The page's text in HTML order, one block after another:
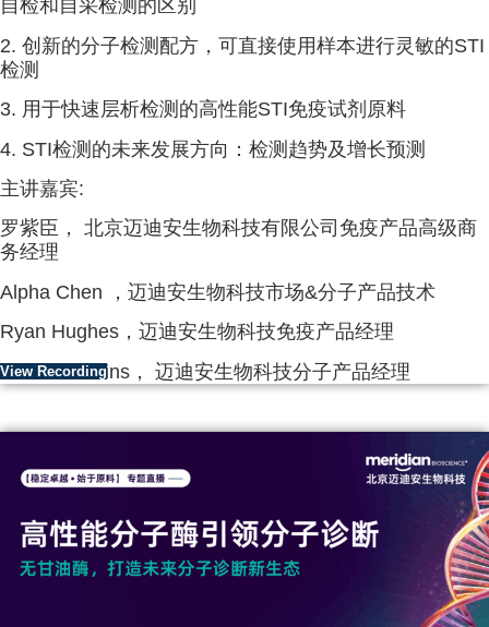
自检和自采检测的区别
2. 创新的分子检测配方，可直接使用样本进行灵敏的STI
检测
3. 用于快速层析检测的高性能STI免疫试剂原料
4. STI检测的未来发展方向：检测趋势及增长预测
主讲嘉宾:
罗紫臣， 北京迈迪安生物科技有限公司免疫产品高级商
务经理
Alpha Chen ，迈迪安生物科技市场&分子产品技术
Ryan Hughes，迈迪安生物科技免疫产品经理
Steve Hawkins， 迈迪安生物科技分子产品经理
View Recording